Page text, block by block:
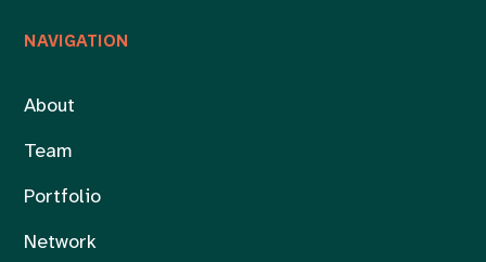
NAVIGATION
About
Team
Portfolio
Network